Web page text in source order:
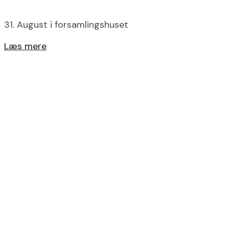
31. August i forsamlingshuset
Læs mere